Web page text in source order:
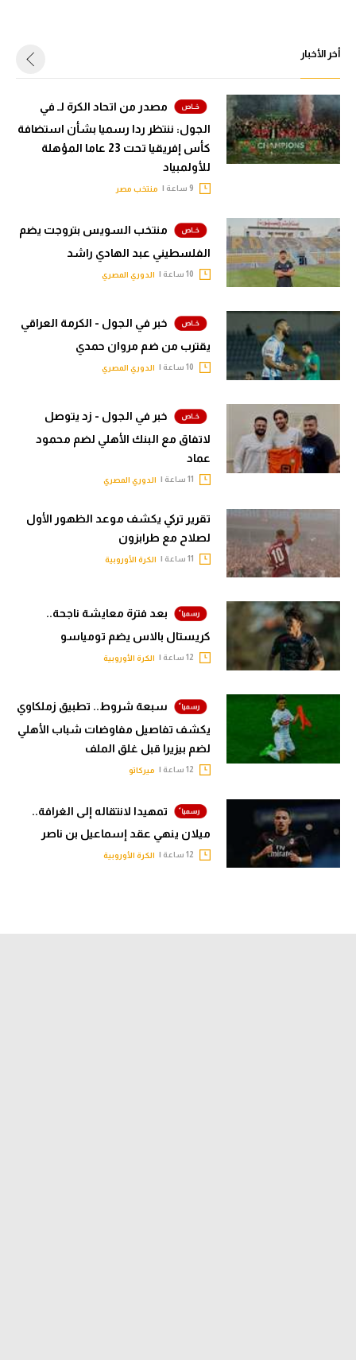
أخر الأخبار
مصدر من اتحاد الكرة لـ في
الجول: ننتظر ردا رسميا بشأن استضافة
كأس إفريقيا تحت 23 عاما المؤهلة
للأولمبياد
منتخب مصر
منتخب السويس بتروجت يضم
الفلسطيني عبد الهادي راشد
الدوري المصري
خبر في الجول - الكرمة العراقي
يقترب من ضم مروان حمدي
الدوري المصري
خبر في الجول - زد يتوصل
لاتفاق مع البنك الأهلي لضم محمود
عماد
الدوري المصري
تقرير تركي يكشف موعد الظهور الأول
لصلاح مع طرابزون
الكرة الأوروبية
بعد فترة معايشة ناجحة..
كريستال بالاس يضم تومياسو
الكرة الأوروبية
سبعة شروط.. تطبيق زملكاوي
يكشف تفاصيل مفاوضات شباب الأهلي
لضم بيزيرا قبل غلق الملف
ميركاتو
تمهيدا لانتقاله إلى الغرافة..
ميلان ينهي عقد إسماعيل بن ناصر
الكرة الأوروبية